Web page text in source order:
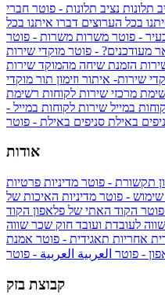
תלונות נציב תלונות - פוטר חברי
בכל הערוצים דברו איתנו בכל
- פוטר משרות משרות - פוטר
מעודכנים? - פוטר מוקדי שירות
הזמנת שיחה מהמוקד שירות
שירות- איתור וזימון תור מוקדי
מרכזי שירות לקוחות רשימת
במייל שירות לקוחות במייל -
באילת סניפים באילת - פוטר
אודות
תקשורת - פוטר מדיניות פרטיות
שימוש - פוטר מדיניות האיכות של
הקוד האתי של פלאפון הקוד
לעובדת ועובד חוק שכר שווה
אחריות תאגידית - פוטר אמנת
- פוטר العربية العربية - פוטר
קבוצת בזק